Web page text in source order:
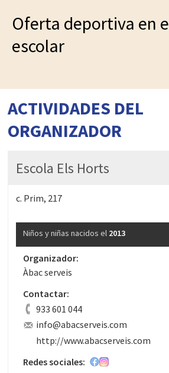
Oferta deportiva en
escolar
ACTIVIDADES DEL
ORGANIZADOR
Escola Els Horts
c. Prim, 217
Niños y niñas nacidos el 2013
Organizador:
Àbac serveis
Contactar:
933 601 044
info@abacserveis.com
http://www.abacserveis.com
Redes sociales: